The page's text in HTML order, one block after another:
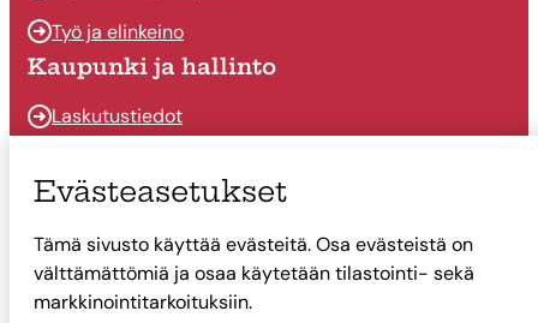
Työ ja elinkeino
Kaupunki ja hallinto
Laskutustiedot
Päätöksenteko
Talous
Yhteystiedot
Evästeasetukset
Tämä sivusto käyttää evästeitä. Osa evästeistä on
välttämättömiä ja osaa käytetään tilastointi- sekä
markkinointitarkoituksiin.